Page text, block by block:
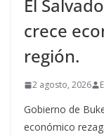
El
crece
región.
2 agosto, 2026
Gobierno de
económico